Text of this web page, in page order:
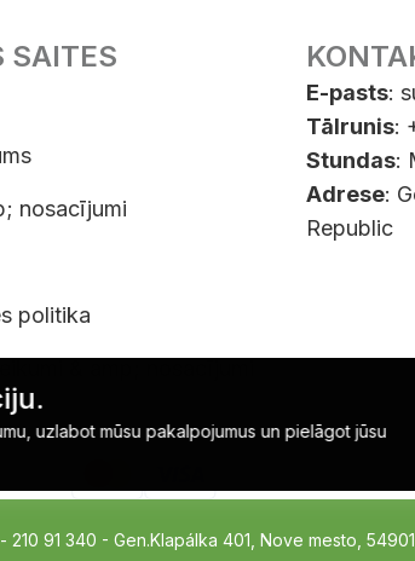
SAITES
nosacījumi
politika
E-pasts:
Tālrunis:
Stundas:
Adrese:
Republic
210 91 340 - Gen.Klapálka 401, Nove mesto,
uzlabot mūsu pakalpojumus un pielāgot jūsu